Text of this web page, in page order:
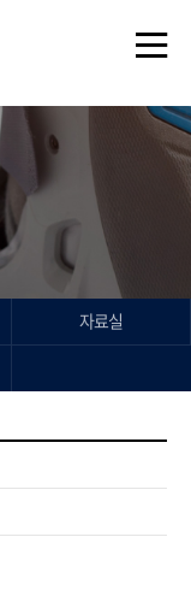
자료실